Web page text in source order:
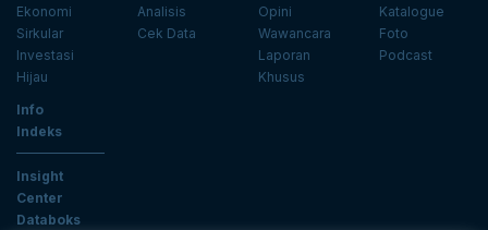
Ekonomi
Sirkular
Investasi
Hijau
Analisis
Cek Data
Opini
Wawancara
Laporan
Khusus
Katalogue
Foto
Podcast
Info
Indeks
Insight
Center
Databoks